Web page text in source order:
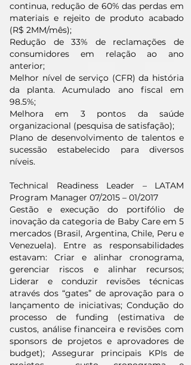
continua, redução de 60% das perdas em
materiais e rejeito de produto acabado
(R$ 2MM/mês);
Redução de 33% de reclamações de
consumidores em relação ao ano
anterior;
Melhor nível de serviço (CFR) da história
da planta. Acumulado ano fiscal em
98.5%;
Melhora em 3 pontos da saúde
organizacional (pesquisa de satisfação);
Plano de desenvolvimento de talentos e
sucessão estabelecido para diversos
níveis.
Technical Readiness Leader – LATAM
Program Manager 07/2015 – 01/2017
Gestão e execução do portifólio de
inovação da categoria de Baby Care em 5
mercados (Brasil, Argentina, Chile, Peru e
Venezuela). Entre as responsabilidades
estavam: Criar e alinhar cronograma,
gerenciar riscos e alinhar recursos;
Liderar e conduzir revisões técnicas
através dos “gates” de aprovação para o
lançamento de iniciativas; Condução do
processo de funding (estimativa de
custos, análise financeira e revisões com
sponsors de projetos e aprovadores de
budget); Assegurar principais KPIs de